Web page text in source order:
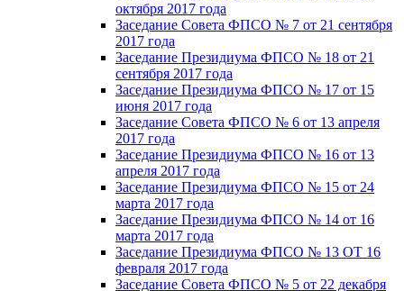
октября 2017 года
Заседание Совета ФПСО № 7 от 21 сентября
2017 года
Заседание Президиума ФПСО № 18 от 21
сентября 2017 года
Заседание Президиума ФПСО № 17 от 15
июня 2017 года
Заседание Совета ФПСО № 6 от 13 апреля
2017 года
Заседание Президиума ФПСО № 16 от 13
апреля 2017 года
Заседание Президиума ФПСО № 15 от 24
марта 2017 года
Заседание Президиума ФПСО № 14 от 16
марта 2017 года
Заседание Президиума ФПСО № 13 ОТ 16
февраля 2017 года
Заседание Совета ФПСО № 5 от 22 декабря